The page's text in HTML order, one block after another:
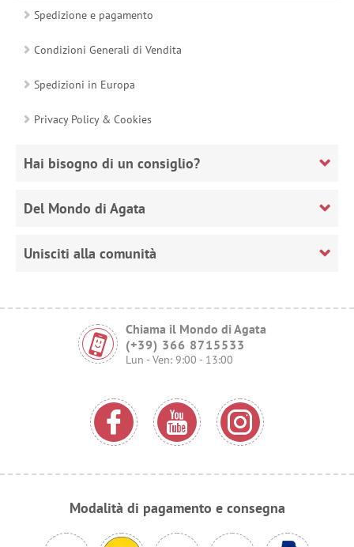
Spedizione e pagamento
Condizioni Generali di Vendita
Spedizioni in Europa
Privacy Policy & Cookies
Hai bisogno di un consiglio?
Del Mondo di Agata
Unisciti alla comunità
Chiama il Mondo di Agata
(+39) 366 8715533
Lun - Ven: 9:00 - 13:00
Modalità di pagamento e consegna